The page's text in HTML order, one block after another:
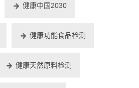
健康中国2030
健康功能食品检测
健康天然原料检测